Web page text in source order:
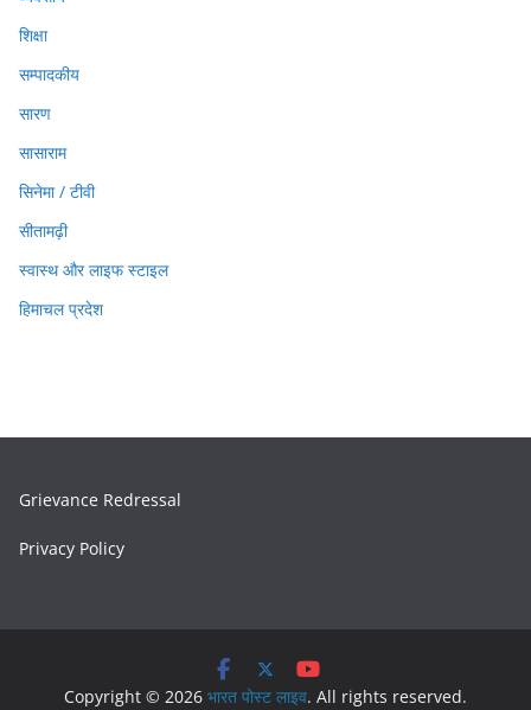
शिक्षा
सम्पादकीय
सारण
सासाराम
सिनेमा / टीवी
सीतामढ़ी
स्वास्थ और लाइफ स्टाइल
हिमाचल प्रदेश
Grievance Redressal
Privacy Policy
Copyright © 2026 भारत पोस्ट लाइव. All rights reserved.